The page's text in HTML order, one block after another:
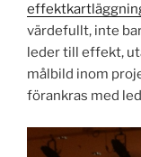
värdefullt, inte
leder till effekt,
målbild inom
förankras med